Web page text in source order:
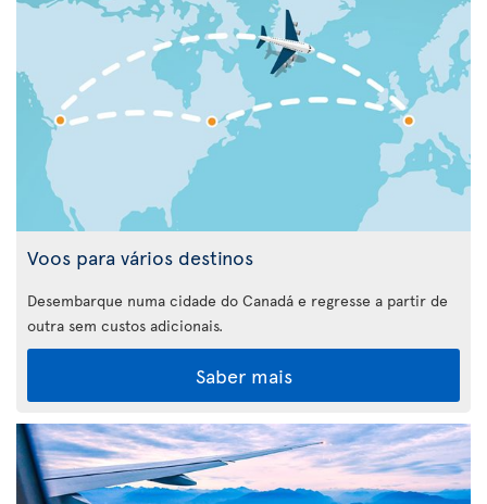
Voos para vários destinos
Desembarque numa cidade do Canadá e regresse a partir de
outra sem custos adicionais.
Saber mais